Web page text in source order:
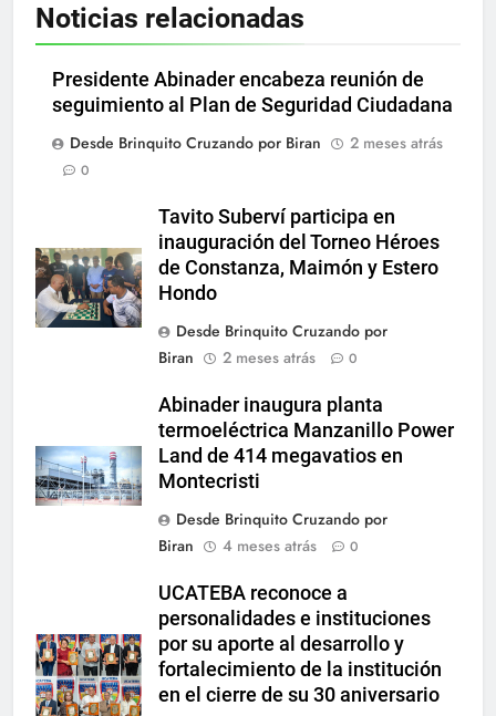
Noticias relacionadas
Presidente Abinader encabeza reunión de
seguimiento al Plan de Seguridad Ciudadana
Desde Brinquito Cruzando por Biran
2 meses atrás
0
Tavito Suberví participa en
inauguración del Torneo Héroes
de Constanza, Maimón y Estero
Hondo
Desde Brinquito Cruzando por
Biran
2 meses atrás 0
Abinader inaugura planta
termoeléctrica Manzanillo Power
Land de 414 megavatios en
Montecristi
Desde Brinquito Cruzando por
Biran
4 meses atrás 0
UCATEBA reconoce a
personalidades e instituciones
por su aporte al desarrollo y
fortalecimiento de la institución
en el cierre de su 30 aniversario